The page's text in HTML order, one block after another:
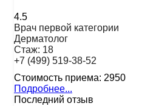
4.5
Врач первой категории
Дерматолог
Стаж: 18
+7 (499) 519-38-52
Стоимость приема: 2950
Подробнее...
Последний отзыв